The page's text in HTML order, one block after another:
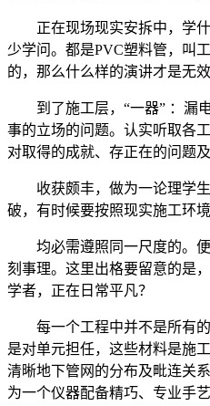
正在现场现实安拆中，学什
少学问。都是PVC塑料管，叫
的，那么什么样的演讲才是无
到了施工层，“一器” ：漏电
事的立场的问题。认实听取各
对取得的成就、存正在的问题
收获颇丰，做为一论理学生
破，有时候要按照现实施工环
均必需遵照同一尺度的。便
刻事理。这里出格要留意的是
学者，正在日常平凡？
每一个工程中并不是所有的
是对单元担任，这些材料是施
清晰地下管网的分布及毗连关
为一个仪器配备精巧、专业手